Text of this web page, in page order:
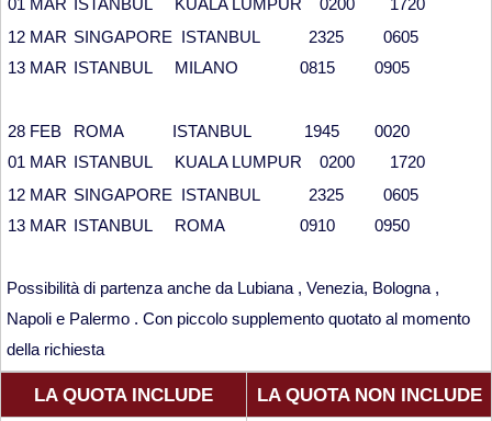
01 MAR
ISTANBUL KUALA LUMPUR 0200 1720
12 MAR
13 MAR
SINGAPORE ISTANBUL 2325 0605
ISTANBUL MILANO 0815 0905
28 FEB
01 MAR
ROMA ISTANBUL 1945 0020
ISTANBUL KUALA LUMPUR 0200 1720
12 MAR
13 MAR
SINGAPORE ISTANBUL 2325 0605
ISTANBUL ROMA 0910 0950
Possibilità di partenza anche da Lubiana , Venezia, Bologna ,
Napoli e Palermo . Con piccolo supplemento quotato al momento
della richiesta
LA QUOTA INCLUDE LA QUOTA NON INCLUDE